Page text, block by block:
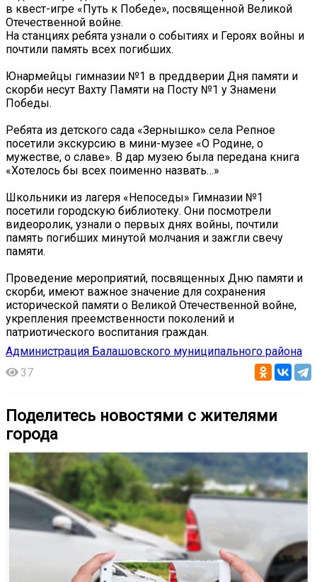
в квест-игре «Путь к Победе», посвященной Великой
Отечественной войне.
На станциях ребята узнали о событиях и Героях войны и
почтили память всех погибших.
Юнармейцы гимназии №1 в преддверии Дня памяти и
скорби несут Вахту Памяти на Посту №1 у Знамени
Победы.
Ребята из детского сада «Зернышко» села Репное
посетили экскурсию в мини-музее «О Родине, о
мужестве, о славе». В дар музею была передана книга
«Хотелось бы всех поименно назвать…»
Школьники из лагеря «Непоседы» Гимназии №1
посетили городскую библиотеку. Они посмотрели
видеоролик, узнали о первых днях войны, почтили
память погибших минутой молчания и зажгли свечу
памяти.
Проведение мероприятий, посвященных Дню памяти и
скорби, имеют важное значение для сохранения
исторической памяти о Великой Отечественной войне,
укрепления преемственности поколений и
патриотического воспитания граждан.
Администрация Балашовского муниципального района
37
Поделитесь новостями с жителями
города